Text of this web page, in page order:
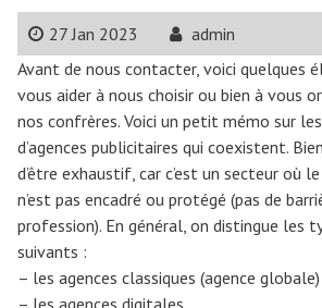
27 Jan 2023
admin
Avant de nous contacter, voici quelques
vous aider à nous choisir ou bien à vous
nos confrères. Voici un petit mémo sur
d’agences publicitaires qui coexistent.
d’être exhaustif, car c’est un secteur où
n’est pas encadré ou protégé (pas de
profession). En général, on distingue les
suivants :
– les agences classiques (agence globale)
– les agences digitales